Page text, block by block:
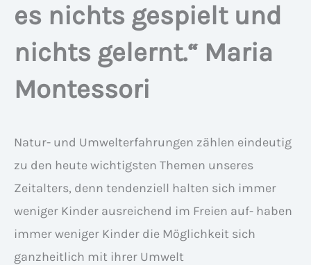
es nichts gespielt und
nichts gelernt.“ Maria
Montessori
Natur- und Umwelterfahrungen zählen eindeutig
zu den heute wichtigsten Themen unseres
Zeitalters, denn tendenziell halten sich immer
weniger Kinder ausreichend im Freien auf- haben
immer weniger Kinder die Möglichkeit sich
ganzheitlich mit ihrer Umwelt